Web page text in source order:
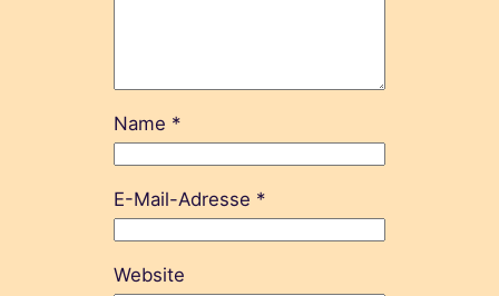
Name *
E-Mail-Adresse *
Website